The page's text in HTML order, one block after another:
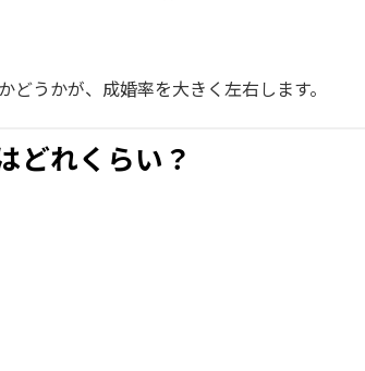
うかが、成婚率を大きく左右します。
どれくらい？